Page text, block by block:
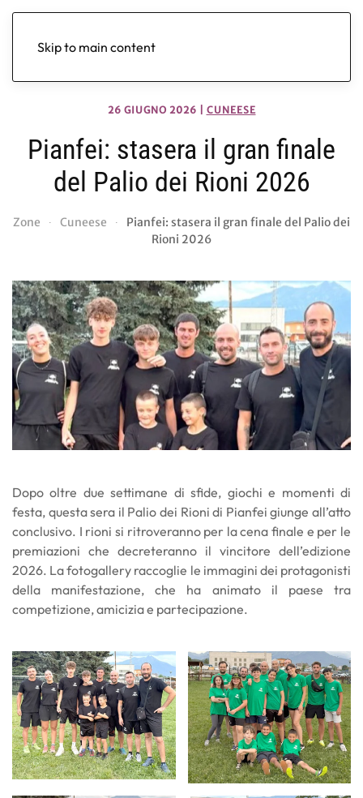
Skip to main content
26 GIUGNO 2026 CUNEESE
Pianfei: stasera il gran finale
del Palio dei Rioni 2026
Zone Cuneese
Pianfei: stasera il gran finale del Palio dei
Rioni 2026
Dopo oltre due settimane di sfide, giochi e momenti di
festa, questa sera il Palio dei Rioni di Pianfei giunge all’atto
conclusivo. I rioni si ritroveranno per la cena finale e per le
premiazioni che decreteranno il vincitore dell’edizione
2026. La fotogallery raccoglie le immagini dei protagonisti
della manifestazione, che ha animato il paese tra
competizione, amicizia e partecipazione.